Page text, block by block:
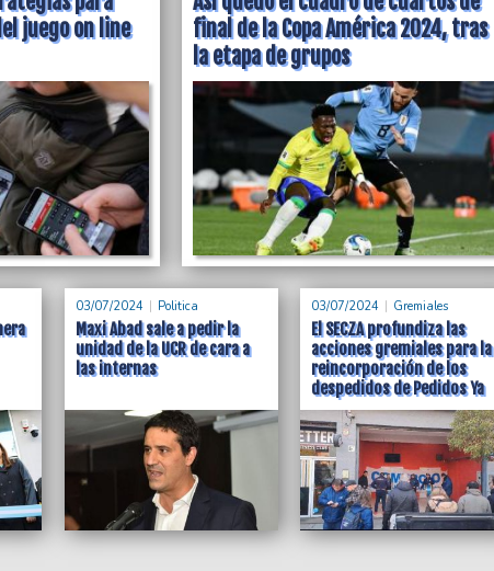
nuevo titular de la
Trabajo de Nación en
juego on line
final de la Copa América 2024, tras
la etapa de grupos
03/07/2024 Politica
Maxi Abad sale a pedir la
unidad de la UCR de cara a
las internas
03/07/2024 Gremiales
El SECZA profundiza las
acciones gremiales para la
reincorporación de los
despedidos de Pedidos Ya